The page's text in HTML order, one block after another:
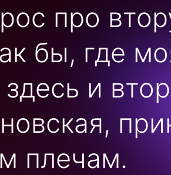
про
бы, где
и
плечам.